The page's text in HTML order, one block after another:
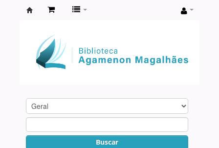
Agamenon
Magalhães
Buscar